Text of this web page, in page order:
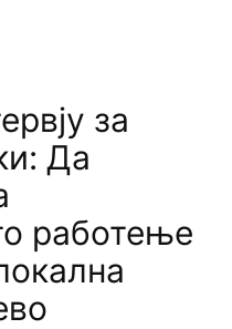
за
Да
работење